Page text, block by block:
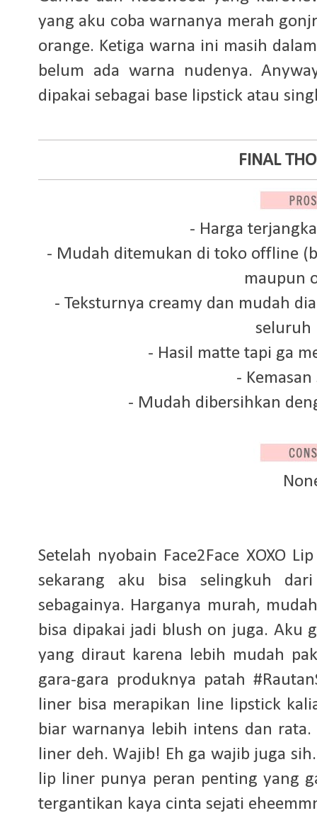
yang aku coba warnanya merah
orange. Ketiga warna ini masih
belum ada warna nudenya.
dipakai sebagai base lipstick atau
FINAL
- Harga
- Mudah ditemukan di toko offline
maupun
- Teksturnya creamy dan mudah
seluruh
- Hasil matte tapi ga
-
- Mudah dibersihkan
Setelah nyobain Face2Face XOXO
sekarang aku bisa selingkuh
sebagainya. Harganya murah,
bisa dipakai jadi blush on juga. Aku
yang diraut karena lebih mudah
gara-gara produknya patah
liner bisa merapikan line lipstick
biar warnanya lebih intens dan
liner deh. Wajib! Eh ga wajib juga
lip liner punya peran penting yang
tergantikan kaya cinta sejati